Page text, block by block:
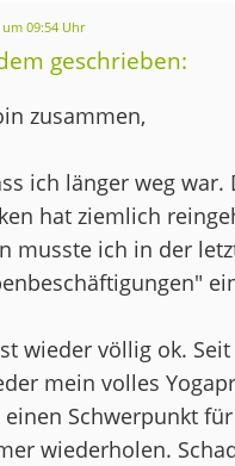
09:54 Uhr
geschrieben:
zusammen,
ich länger weg
hat ziemlich
musste ich in der
wieder völlig ok.
mein volles
Schwerpunkt
wiederholen.